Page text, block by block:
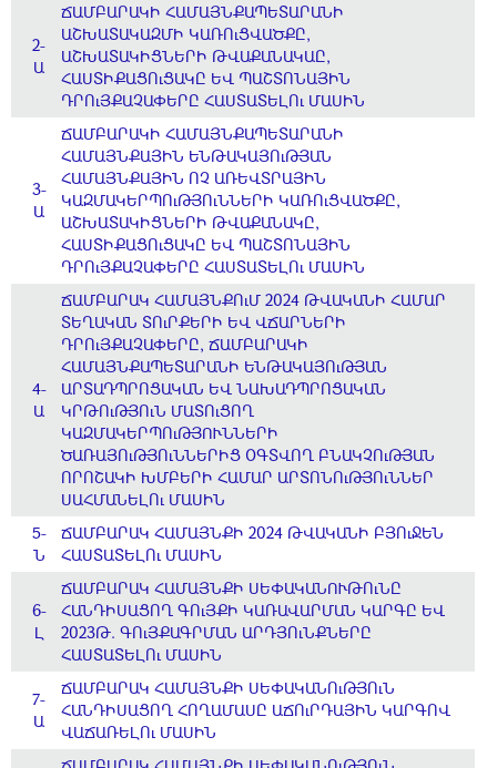
2-
Ա
ՃԱՄԲԱՐԱԿԻ ՀԱՄԱՅՆՔԱՊԵՏԱՐԱՆԻ
ԱՇԽԱՏԱԿԱԶՄԻ ԿԱՌՈւՑՎԱԾՔԸ,
ԱՇԽԱՏԱԿԻՑՆԵՐԻ ԹՎԱՔԱՆԱԿԱԸ,
ՀԱՍՏԻՔԱՑՈւՑԱԿԸ ԵՎ ՊԱՇՏՈՆԱՅԻՆ
ԴՐՈւՅՔԱՉԱՓԵՐԸ ՀԱՍՏԱՏԵԼՈւ ՄԱՍԻՆ
3-
Ա
ՃԱՄԲԱՐԱԿԻ ՀԱՄԱՅՆՔԱՊԵՏԱՐԱՆԻ
ՀԱՄԱՅՆՔԱՅԻՆ ԵՆԹԱԿԱՅՈւԹՅԱՆ
ՀԱՄԱՅՆՔԱՅԻՆ ՈՉ ԱՌԵՎՏՐԱՅԻՆ
ԿԱԶՄԱԿԵՐՊՈւԹՅՈւՆՆԵՐԻ ԿԱՌՈւՑՎԱԾՔԸ,
ԱՇԽԱՏԱԿԻՑՆԵՐԻ ԹՎԱՔԱՆԱԿԸ,
ՀԱՍՏԻՔԱՑՈւՑԱԿԸ ԵՎ ՊԱՇՏՈՆԱՅԻՆ
ԴՐՈւՅՔԱՉԱՓԵՐԸ ՀԱՍՏԱՏԵԼՈւ ՄԱՍԻՆ
4-
Ա
ՃԱՄԲԱՐԱԿ ՀԱՄԱՅՆՔՈւՄ 2024 ԹՎԱԿԱՆԻ ՀԱՄԱՐ
ՏԵՂԱԿԱՆ ՏՈւՐՔԵՐԻ ԵՎ ՎՃԱՐՆԵՐԻ
ԴՐՈւՅՔԱՉԱՓԵՐԸ, ՃԱՄԲԱՐԱԿԻ
ՀԱՄԱՅՆՔԱՊԵՏԱՐԱՆԻ ԵՆԹԱԿԱՅՈւԹՅԱՆ
ԱՐՏԱԴՊՐՈՑԱԿԱՆ ԵՎ ՆԱԽԱԴՊՐՈՑԱԿԱՆ
ԿՐԹՈւԹՅՈւՆ ՄԱՏՈւՑՈՂ
ԿԱԶՄԱԿԵՐՊՈւԹՅՈՒՆՆԵՐԻ
ԾԱՌԱՅՈւԹՅՈւՆՆԵՐԻՑ ՕԳՏՎՈՂ ԲՆԱԿՉՈւԹՅԱՆ
ՈՐՈՇԱԿԻ ԽՄԲԵՐԻ ՀԱՄԱՐ ԱՐՏՈՆՈւԹՅՈւՆՆԵՐ
ՍԱՀՄԱՆԵԼՈւ ՄԱՍԻՆ
5-
Ն
ՃԱՄԲԱՐԱԿ ՀԱՄԱՅՆՔԻ 2024 ԹՎԱԿԱՆԻ ԲՅՈւՋԵՆ
ՀԱՍՏԱՏԵԼՈւ ՄԱՍԻՆ
6-
Լ
ՃԱՄԲԱՐԱԿ ՀԱՄԱՅՆՔԻ ՍԵՓԱԿԱՆՈՒԹՈւՆԸ
ՀԱՆԴԻՍԱՑՈՂ ԳՈւՅՔԻ ԿԱՌԱՎԱՐՄԱՆ ԿԱՐԳԸ ԵՎ
2023Թ. ԳՈւՅՔԱԳՐՄԱՆ ԱՐԴՅՈւՆՔՆԵՐԸ
ՀԱՍՏԱՏԵԼՈւ ՄԱՍԻՆ
7-
Ա
ՃԱՄԲԱՐԱԿ ՀԱՄԱՅՆՔԻ ՍԵՓԱԿԱՆՈւԹՅՈւՆ
ՀԱՆԴԻՍԱՑՈՂ ՀՈՂԱՄԱՍԸ ԱՃՈւՐԴԱՅԻՆ ԿԱՐԳՈՎ
ՎԱՃԱՌԵԼՈւ ՄԱՍԻՆ